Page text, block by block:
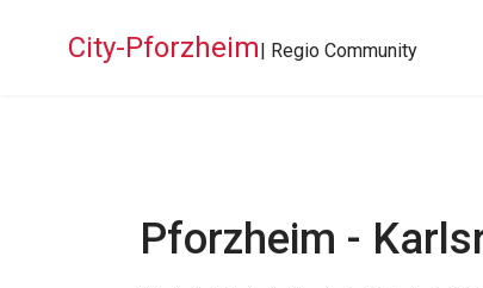
City-Pforzheim| Regio Community
Pforzheim -